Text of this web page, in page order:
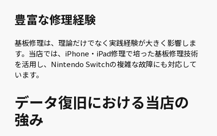
豊富な修理経験
基板修理は、理論だけでなく実践経験が大きく影響しま
す。当店では、iPhone・iPad修理で培った基板修理技術
を活用し、Nintendo Switchの複雑な故障にも対応して
います。
データ復旧における当店の
強み